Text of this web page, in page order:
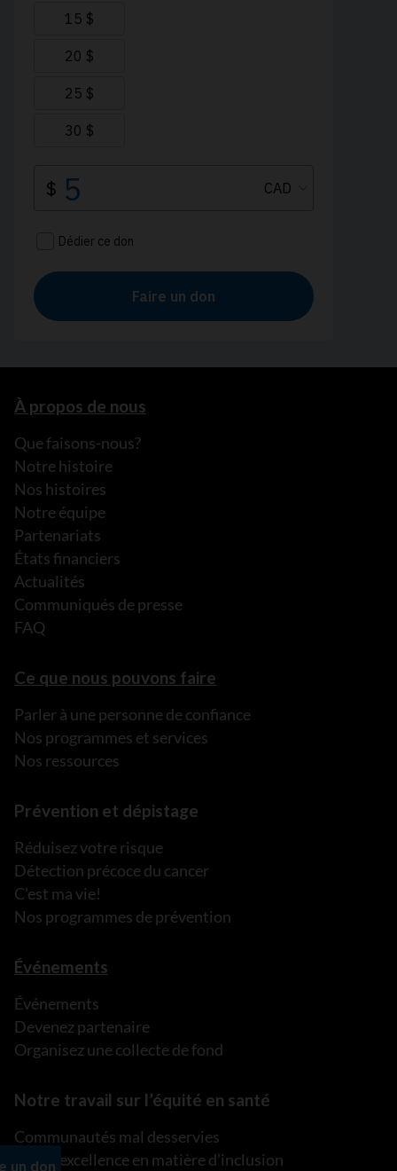
À propos de nous
Que faisons-nous?
Notre histoire
Nos histoires
Notre équipe
Partenariats
États financiers
Actualités
Communiqués de presse
FAQ
Ce que nous pouvons faire
Parler à une personne de confiance
Nos programmes et services
Nos ressources
Prévention et dépistage
Réduisez votre risque
Détection précoce du cancer
C’est ma vie!
Nos programmes de prévention
Événements
Événements
Devenez partenaire
Organisez une collecte de fond
Notre travail sur l’équité en santé
Communautés mal desservies
Plan d’excellence en matière d’inclusion